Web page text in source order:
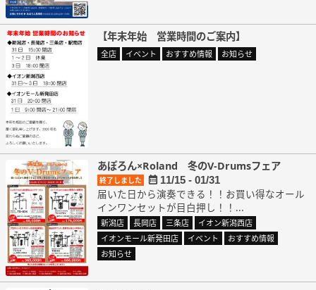
【年末年始 営業時間のご案内】
全店 イベント おすすめ情報 お知らせ
あぽろん×Roland 冬のV-Drumsフェア
終了しました 11/15 - 01/31
届いた日から演奏できる！！お買い得なオール
インワンセットが目白押し！！...
新潟店 長岡店 三条店
イオン新潟西店
イオンモール新発田店
イベント
おすすめ情報
お知らせ